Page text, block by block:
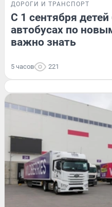
ДОРОГИ И ТРАНСПОРТ
С 1 сентября
автобусах по
важно знать
5 часов 221